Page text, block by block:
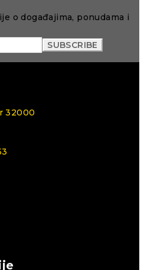
o događajima, ponudama i
32000